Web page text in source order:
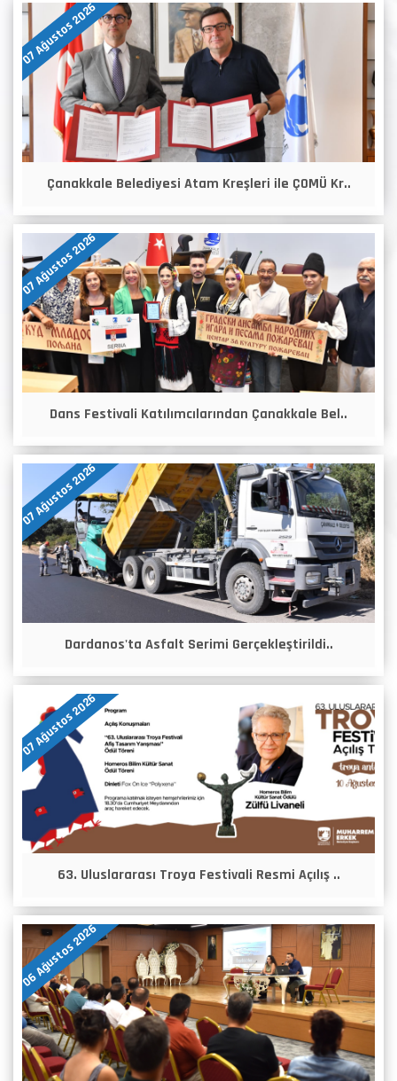
07 Ağustos 2026
Çanakkale Belediyesi Atam Kreşleri ile ÇOMÜ Kr..
07 Ağustos 2026
Dans Festivali Katılımcılarından Çanakkale Bel..
07 Ağustos 2026
Dardanos'ta Asfalt Serimi Gerçekleştirildi..
07 Ağustos 2026
63. Uluslararası Troya Festivali Resmi Açılış ..
06 Ağustos 2026